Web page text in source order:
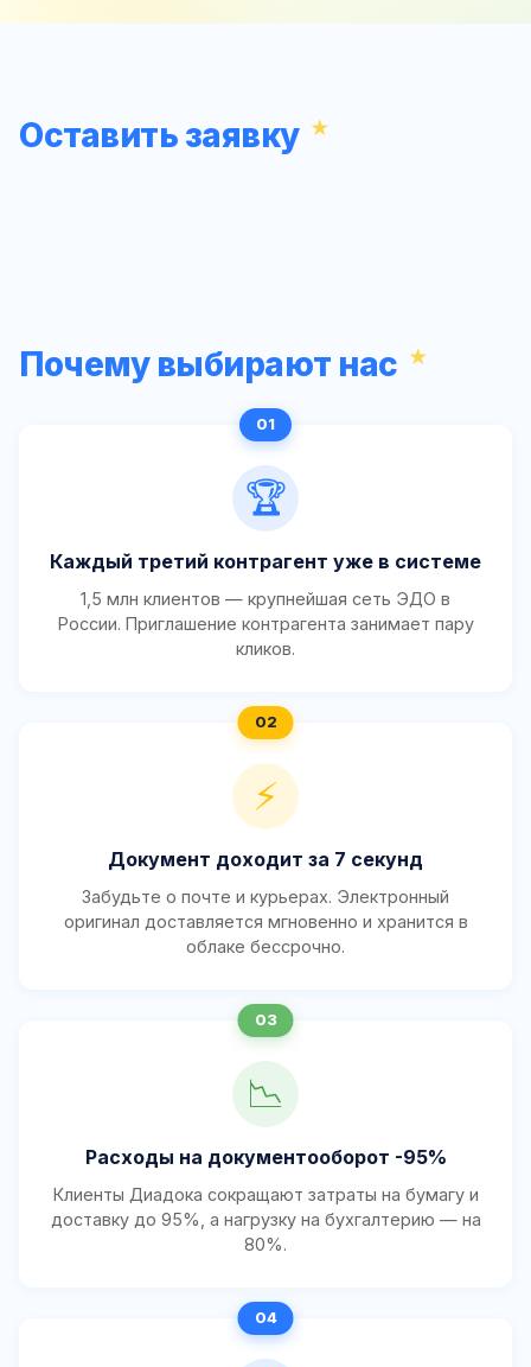
Оставить заявку
Почему выбирают нас
🏆
Каждый третий контрагент уже в системе
1,5 млн клиентов — крупнейшая сеть ЭДО в
России. Приглашение контрагента занимает пару
кликов.
⚡
Документ доходит за 7 секунд
Забудьте о почте и курьерах. Электронный
оригинал доставляется мгновенно и хранится в
облаке бессрочно.
📉
Расходы на документооборот -95%
Клиенты Диадока сокращают затраты на бумагу и
доставку до 95%, а нагрузку на бухгалтерию — на
80%.